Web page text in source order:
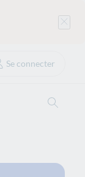
Se connecter